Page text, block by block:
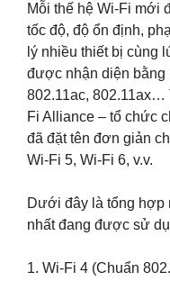
Mỗi thế hệ Wi-Fi mới
tốc độ, độ ổn định,
lý nhiều thiết bị cùng
được nhận diện bằng
802.11ac, 802.11ax…
Fi Alliance – tổ chức
đã đặt tên đơn giản
Wi-Fi 5, Wi-Fi 6, v.v.
Dưới đây là tổng hợp
nhất đang được sử
1. Wi-Fi 4 (Chuẩn